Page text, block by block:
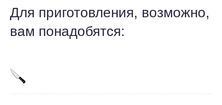
Для приготовления, возможно,
вам понадобятся: